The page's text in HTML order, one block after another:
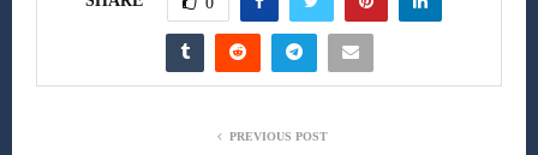
PREVIOUS POST